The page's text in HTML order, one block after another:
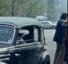
1979